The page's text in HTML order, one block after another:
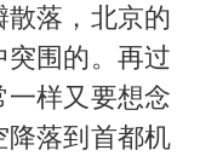
落，北京的
围的。再过
样又要想念
落到首都机